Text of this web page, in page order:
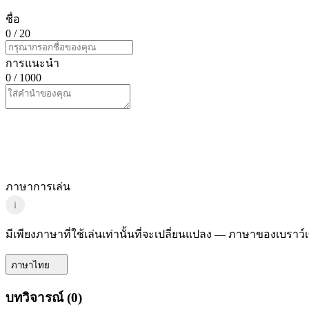
ชื่อ
0 / 20
การแนะนำ
0 / 1000
ภาษาการเล่น
i
มีเพียงภาษาที่ใช้เล่นเท่านั้นที่จะเปลี่ยนแปลง — ภาษาของเบรา
ภาษาไทย
บทวิจารณ์(0)